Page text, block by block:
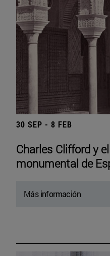
30 SEP - 8 FEB
Charles Clifford y
monumental de
Más información